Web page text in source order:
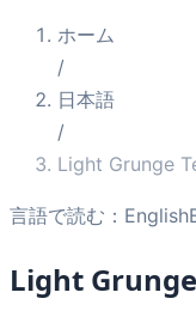
ホーム
/
日本語
/
Light Grunge
言語で読む： English
Light